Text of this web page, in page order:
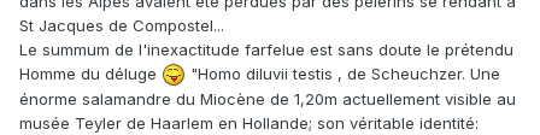
St Jacques de Compostel...
Le summum de l'inexactitude farfelue est sans doute le prétendu
Homme du déluge
"Homo diluvii testis , de Scheuchzer. Une
énorme salamandre du Miocène de 1,20m actuellement visible au
musée Teyler de Haarlem en Hollande; son véritable identité: